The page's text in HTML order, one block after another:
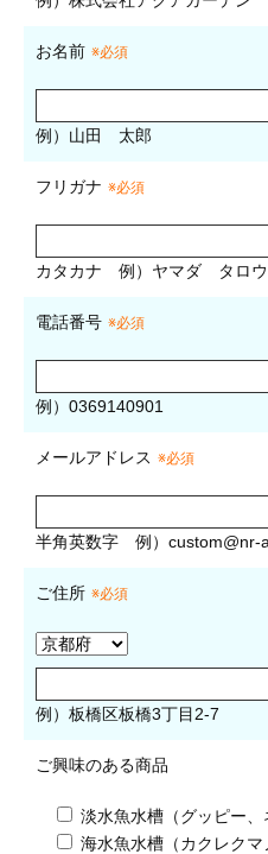
お名前 ※必須
例）山田 太郎
フリガナ ※必須
カタカナ 例）ヤマダ タロウ
電話番号 ※必須
例）0369140901
メールアドレス ※必須
半角英数字 例） custom@nr-
ご住所 ※必須
例）板橋区板橋3丁目2-7
ご興味のある商品
淡水魚水槽（グッピー
海水魚水槽（カクレク